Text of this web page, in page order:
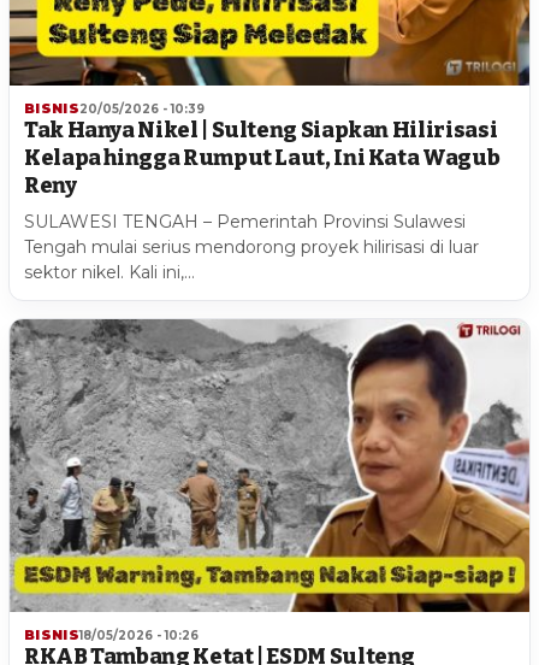
BISNIS20/05/2026 - 10:39
Tak Hanya Nikel | Sulteng Siapkan Hilirisasi
Kelapa hingga Rumput Laut, Ini Kata Wagub
Reny
SULAWESI TENGAH – Pemerintah Provinsi Sulawesi
Tengah mulai serius mendorong proyek hilirisasi di luar
sektor nikel. Kali ini,…
BISNIS18/05/2026 - 10:26
RKAB Tambang Ketat | ESDM Sulteng